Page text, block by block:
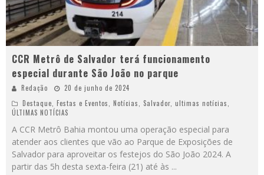
CCR Metrô de Salvador terá funcionamento
especial durante São João no parque
Redação
20 de junho de 2024
Destaque Festas e Eventos Notícias Salvador ultimas notícias
ÚLTIMAS NOTÍCIAS
A CCR Metrô Bahia montou uma operação especial para
atender aos clientes que vão ao Parque de Exposições de
Salvador para aproveitar os festejos do São João 2024. A
partir das 5h desta sexta-feira (21) até às ...